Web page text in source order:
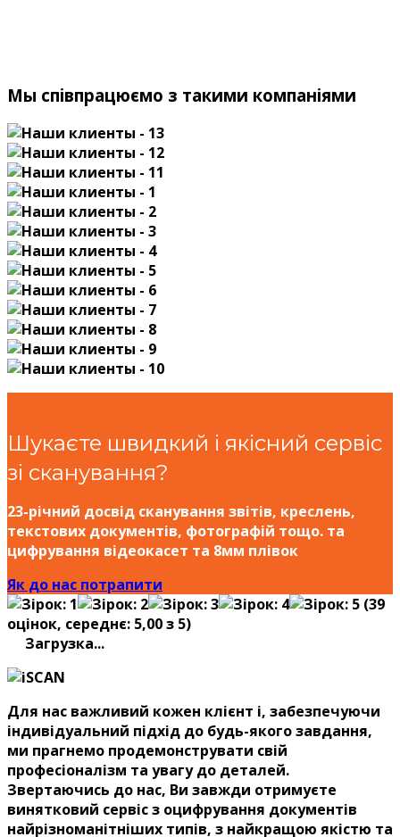
Мы співпрацюємо з такими компаніями
Шукаєте швидкий і якісний сервіс
зі сканування?
23-річний досвід сканування звітів, креслень,
текстових документів, фотографій тощо. та
цифрування відеокасет та 8мм плівок
Як до нас потрапити
(39
оцінок, середнє: 5,00з 5)
Загрузка...
Для нас важливий кожен клієнт і, забезпечуючи
індивідуальний підхід до будь-якого завдання,
ми прагнемо продемонструвати свій
професіоналізм та увагу до деталей.
Звертаючись до нас, Ви завжди отримуєте
винятковий сервіс з оцифрування документів
найрізноманітніших типів, з найкращою якістю та